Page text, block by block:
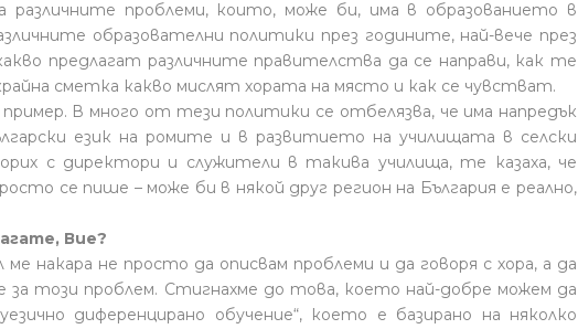
различните проблеми, които, може би, има в образованието в
образователни политики през годините, най-вече през
предлагат различните правителства да се направи, как те
сметка какво мислят хората на място и как се чувстват.
В много от тези политики се отбелязва, че има напредък
език на ромите и в развитието на училищата в селски
с директори и служители в такива училища, те казаха, че
се пише – може би в някой друг регион на България е реално,
Вие?
накара не просто да описвам проблеми и да говоря с хора, а да
за този проблем. Стигнахме до това, което най-добре можем да
диференцирано обучение“, което е базирано на няколко